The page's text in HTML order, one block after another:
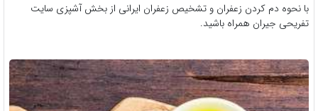
با نحوه دم کردن زعفران و تشخیص زعفران ایرانی از بخش آشپزی سایت
تفریحی جیران همراه باشید.